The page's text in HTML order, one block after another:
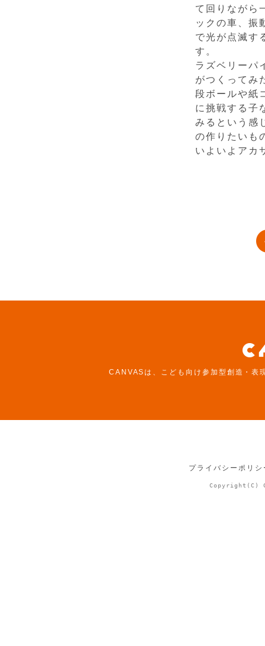
て回りながら
ックの車、振
で光が点滅す
す。
ラズベリーパ
がつくってみ
段ボールや紙
に挑戦する子
みるという感
の作りたいも
いよいよアカ
CANVASは、こども向け参加型創造・表
プライバシーポリ
Copyright(C)